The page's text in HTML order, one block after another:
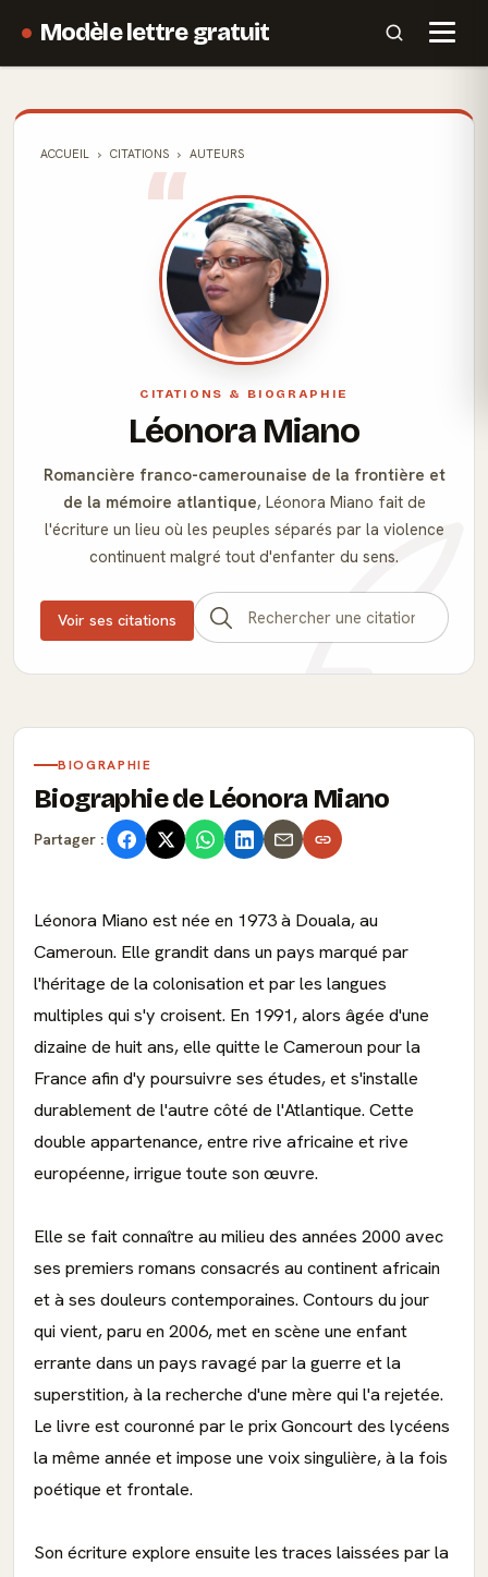
Modèle lettre gratuit
ACCUEIL CITATIONS AUTEURS
CITATIONS & BIOGRAPHIE
Léonora Miano
Romancière franco-camerounaise de la frontière et
de la mémoire atlantique, Léonora Miano fait de
l'écriture un lieu où les peuples séparés par la violence
continuent malgré tout d'enfanter du sens.
Voir ses citations
BIOGRAPHIE
Biographie de Léonora Miano
Partager :
Léonora Miano est née en 1973 à Douala, au
Cameroun. Elle grandit dans un pays marqué par
l'héritage de la colonisation et par les langues
multiples qui s'y croisent. En 1991, alors âgée d'une
dizaine de huit ans, elle quitte le Cameroun pour la
France afin d'y poursuivre ses études, et s'installe
durablement de l'autre côté de l'Atlantique. Cette
double appartenance, entre rive africaine et rive
européenne, irrigue toute son œuvre.
Elle se fait connaître au milieu des années 2000 avec
ses premiers romans consacrés au continent africain
et à ses douleurs contemporaines. Contours du jour
qui vient, paru en 2006, met en scène une enfant
errante dans un pays ravagé par la guerre et la
superstition, à la recherche d'une mère qui l'a rejetée.
Le livre est couronné par le prix Goncourt des lycéens
la même année et impose une voix singulière, à la fois
poétique et frontale.
Son écriture explore ensuite les traces laissées par la